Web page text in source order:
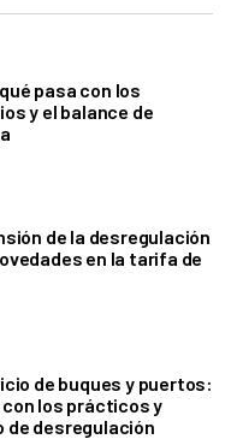
pasa con los
y el balance de
de la desregulación
en la tarifa de
de buques y puertos:
con los prácticos y
de desregulación